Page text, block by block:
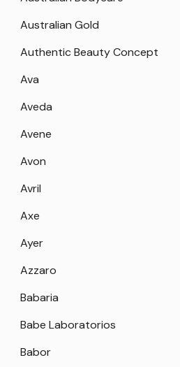
Australian Gold
Authentic Beauty Concept
Ava
Aveda
Avene
Avon
Avril
Axe
Ayer
Azzaro
Babaria
Babe Laboratorios
Babor